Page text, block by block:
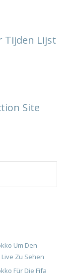
Tijden Lijst
Site
Um Den
Zu Sehen
Für Die Fifa